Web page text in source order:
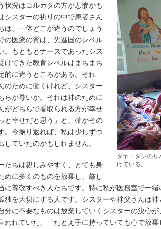
ダヤ・ダンの
けている。
状況はコルカタの方が悲惨かも
シスターの祈りの中で患者さん
は、一体どこが違うのでしょう
の医療の質は、先進国のレベル
。もともとナースであったシス
けてきた教育レベルはまちまち
的に違うところがある。それ
のために働くけれど、シスター
らが尊いか。それは神のために
がどちらで看取られる方が幸せ
と幸せだと思う」と、確かその
。今振り返れば、私は少しずつ
ていたのかもしれません。
たちは親しみやすく、とても身
めに多くのものを放棄し、厳し
に尊敬すべき人たちです。特に私が医務室で一
独を大切にする人です。シスターや神父さんは
分に不要なものは放棄していくシスターの決心
われていた、「たとえ手に持っていても心で放